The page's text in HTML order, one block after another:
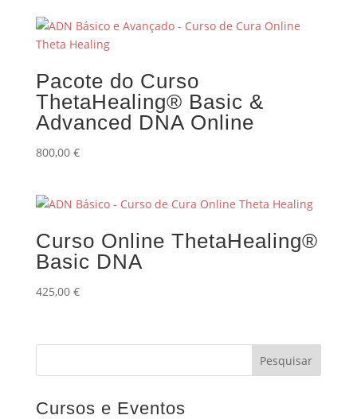
Pacote do Curso
ThetaHealing® Basic &
Advanced DNA Online
800,00 €
Curso Online ThetaHealing®
Basic DNA
425,00 €
Cursos e Eventos